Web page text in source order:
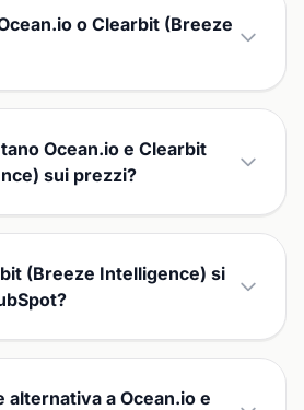
o Clearbit (Breeze
Ocean.io e Clearbit
sui prezzi?
(Breeze Intelligence) si
alternativa a Ocean.io e